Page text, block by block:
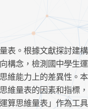
表。根據文獻探討建
構念，檢測國中學生
維能力上的差異性。
維量表的因素和指標
算思維量表」作為工